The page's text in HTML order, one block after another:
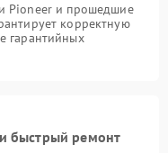
Pioneer и прошедшие
корректную
гарантийных
быстрый ремонт